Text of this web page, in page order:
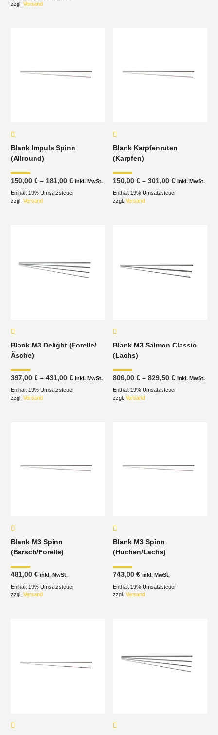
zzgl.Versand
Blank Impuls Spinn
(Allround)
150,00€ –181,00€Preisspanne:
bis
inkl. MwSt.
Enthält 19% Umsatzsteuer
zzgl.Versand
Blank Karpfenruten
(Karpfen)
150,00€ –301,00€
bis
inkl. MwSt.
Enthält 19% Umsatzsteuer
zzgl.Versand
Blank M3 Delight (Forelle/
Äsche)
397,00€ –431,00€Preisspanne:
bis
inkl. MwSt.
Enthält 19% Umsatzsteuer
zzgl.Versand
Blank M3 Salmon Classic
(Lachs)
806,00€ –829,50€
bis
inkl. MwSt.
Enthält 19% Umsatzsteuer
zzgl.Versand
Blank M3 Spinn
(Barsch/Forelle)
481,00€ inkl. MwSt.
Enthält 19% Umsatzsteuer
zzgl.Versand
Blank M3 Spinn
(Huchen/Lachs)
743,00€ inkl. MwSt.
Enthält 19% Umsatzsteuer
zzgl.Versand